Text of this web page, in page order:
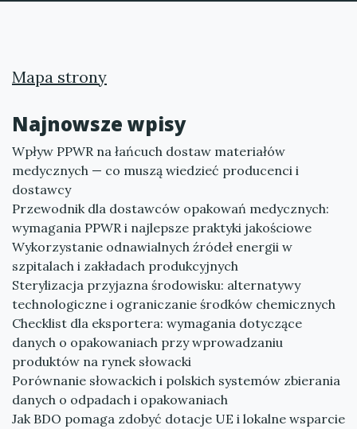
Mapa strony
Najnowsze wpisy
Wpływ PPWR na łańcuch dostaw materiałów
medycznych — co muszą wiedzieć producenci i
dostawcy
Przewodnik dla dostawców opakowań medycznych:
wymagania PPWR i najlepsze praktyki jakościowe
Wykorzystanie odnawialnych źródeł energii w
szpitalach i zakładach produkcyjnych
Sterylizacja przyjazna środowisku: alternatywy
technologiczne i ograniczanie środków chemicznych
Checklist dla eksportera: wymagania dotyczące
danych o opakowaniach przy wprowadzaniu
produktów na rynek słowacki
Porównanie słowackich i polskich systemów zbierania
danych o odpadach i opakowaniach
Jak BDO pomaga zdobyć dotacje UE i lokalne wsparcie